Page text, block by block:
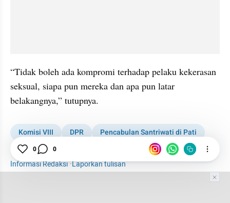
“Tidak boleh ada kompromi terhadap pelaku kekerasan
seksual, siapa pun mereka dan apa pun latar
belakangnya,” tutupnya.
Komisi VIII DPR
Pencabulan Santriwati di Pati
Jawa Tengah
Pencabulan di Pondok Pesantren
Informasi Redaksi·Laporkan tulisan
0 0